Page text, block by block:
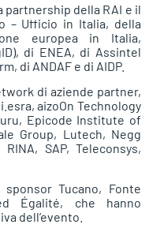
partnership della RAI e il
– Ufficio in Italia, della
europea in Italia,
di ENEA, di Assintel
di ANDAF e di AIDP.
di aziende partner,
aizoOn Technology
Epicode Institute of
Group, Lutech, Negg
SAP, Teleconsys,
Tucano, Fonte
Égalité, che hanno
dell’evento.